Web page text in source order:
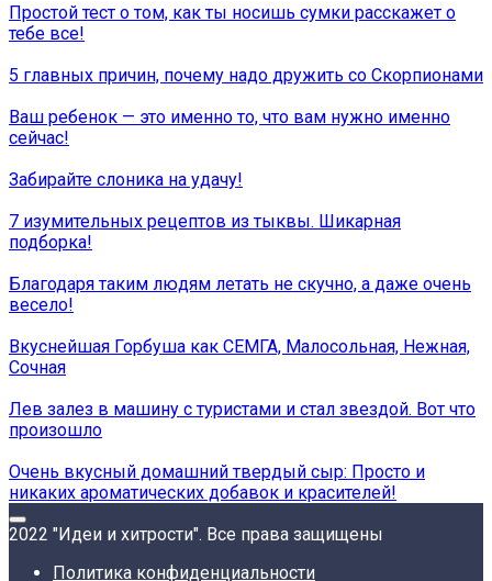
Простой тест о том, как ты носишь сумки расскажет о
тебе все!
5 главных причин, почему надо дружить со Скорпионами
Ваш ребенок — это именно то, что вам нужно именно
сейчас!
Забирайте слоника на удачу!
7 изумительных рецептов из тыквы. Шикарная
подборка!
Благодаря таким людям летать не скучно, а даже очень
весело!
Вкуснейшая Горбуша как СЕМГА, Малосольная, Нежная,
Сочная
Лев залез в машину с туристами и стал звездой. Вот что
произошло
Очень вкусный домашний твердый сыр: Просто и
никаких ароматических добавок и красителей!
2022 "Идеи и хитрости". Все права защищены
Политика конфиденциальности